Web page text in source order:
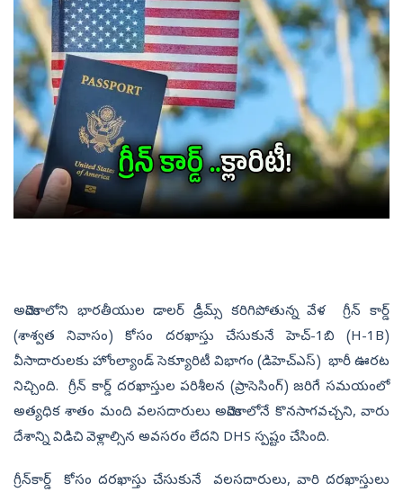
అమెరికాలోని భారతీయుల డాలర్ డ్రీమ్స్ కరిగిపోతున్న వేళ గ్రీన్ కార్డ్
(శాశ్వత నివాసం) కోసం దరఖాస్తు చేసుకునే హెచ్‌-1బి (H-1B)
వీసాదారులకు హోంల్యాండ్ సెక్యూరిటీ విభాగం (డిహెచ్ఎస్) భారీ ఊరట
నిచ్చింది. గ్రీన్ కార్డ్ దరఖాస్తుల పరిశీలన (ప్రాసెసింగ్) జరిగే సమయంలో
అత్యధిక శాతం మంది వలసదారులు అమెరికాలోనే కొనసాగవచ్చని, వారు
దేశాన్ని విడిచి వెళ్లాల్సిన అవసరం లేదని DHS స్పష్టం చేసింది.
గ్రీన్‌కార్డ్‌ కోసం దరఖాస్తు చేసుకునే వలసదారులు, వారి దరఖాస్తులు